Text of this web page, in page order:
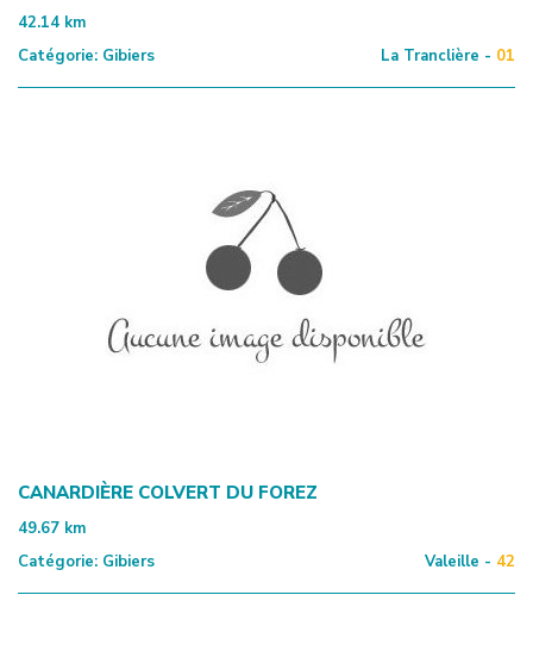
42.14 km
Catégorie: Gibiers La Tranclière - 01
CANARDIÈRE COLVERT DU FOREZ
49.67 km
Catégorie: Gibiers Valeille - 42